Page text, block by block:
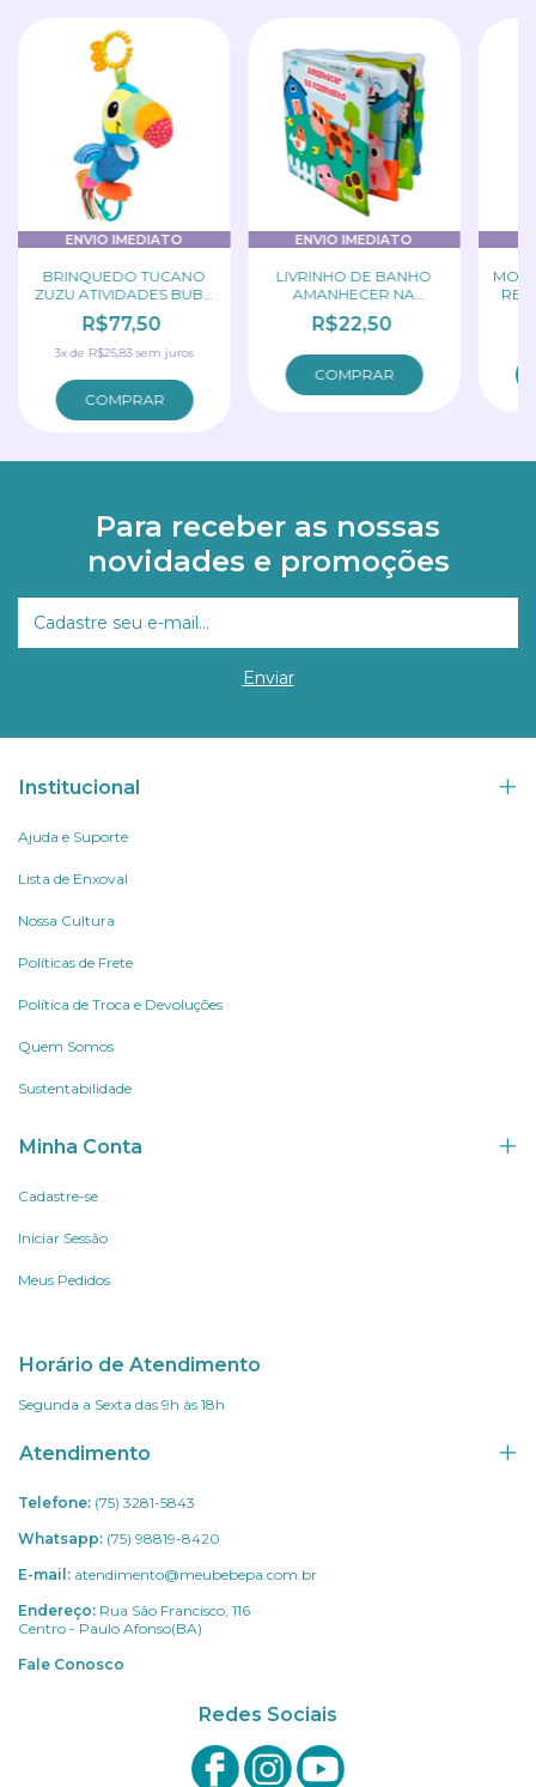
ENVIO IMEDIATO
BRINQUEDO TUCANO
ZUZU ATIVIDADES BUBA
R$77,50
3xde R$25,83 sem juros
COMPRAR
ENVIO IMEDIATO
LIVRINHO DE BANHO
AMANHECER NA
FAZENDA BUBA TOY
R$22,50
Para receber as nossas
novidades e promoções
Institucional
Ajuda e Suporte
Lista de Enxoval
Nossa Cultura
Políticas de Frete
Política de Troca e Devoluções
Quem Somos
Sustentabilidade
Minha Conta
Cadastre-se
Iniciar Sessão
Meus Pedidos
Horário de Atendimento
Segunda a Sexta das 9h às 18h
Atendimento
Telefone: (75) 3281-5843
Whatsapp: (75) 98819-8420
E-mail: atendimento@meubebepa.com.br
Endereço: Rua São Francisco, 116
Centro - Paulo Afonso(BA)
Fale Conosco
Redes Sociais